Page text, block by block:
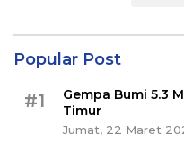
Popular Post
#1
Gempa Bumi 5.3
Timur
Jumat, 22 Maret